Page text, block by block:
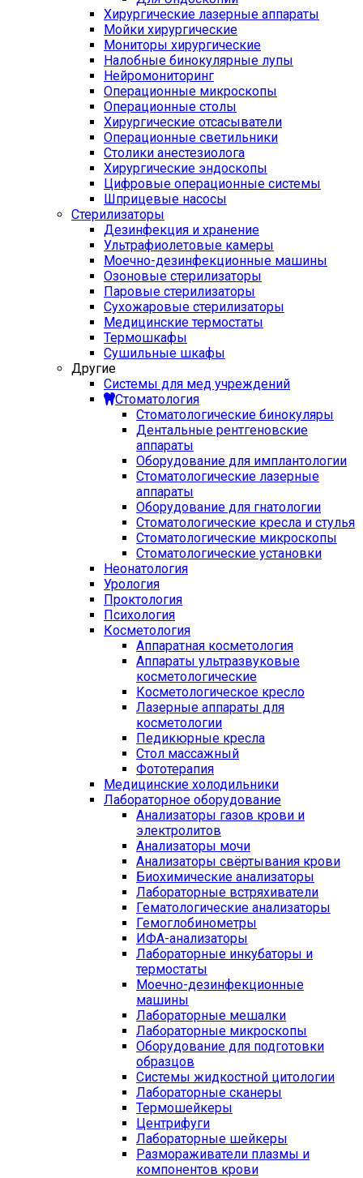
Хирургические лазерные аппараты
Мойки хирургические
Мониторы хирургические
Налобные бинокулярные лупы
Нейромониторинг
Операционные микроскопы
Операционные столы
Хирургические отсасыватели
Операционные светильники
Столики анестезиолога
Хирургические эндоскопы
Цифровые операционные системы
Шприцевые насосы
Стерилизаторы
Дезинфекция и хранение
Ультрафиолетовые камеры
Моечно-дезинфекционные машины
Озоновые стерилизаторы
Паровые стерилизаторы
Сухожаровые стерилизаторы
Медицинские термостаты
Термошкафы
Сушильные шкафы
Другие
Системы для мед учреждений
Стоматология
Стоматологические бинокуляры
Дентальные рентгеновские
аппараты
Оборудование для имплантологии
Стоматологические лазерные
аппараты
Оборудование для гнатологии
Стоматологические кресла и стулья
Стоматологические микроскопы
Стоматологические установки
Неонатология
Урология
Проктология
Психология
Косметология
Аппаратная косметология
Аппараты ультразвуковые
косметологические
Косметологическое кресло
Лазерные аппараты для
косметологии
Педикюрные кресла
Стол массажный
Фототерапия
Медицинские холодильники
Лабораторное оборудование
Анализаторы газов крови и
электролитов
Анализаторы мочи
Анализаторы свёртывания крови
Биохимические анализаторы
Лабораторные встряхиватели
Гематологические анализаторы
Гемоглобинометры
ИФА-анализаторы
Лабораторные инкубаторы и
термостаты
Моечно-дезинфекционные
машины
Лабораторные мешалки
Лабораторные микроскопы
Оборудование для подготовки
образцов
Системы жидкостной цитологии
Лабораторные сканеры
Термошейкеры
Центрифуги
Лабораторные шейкеры
Размораживатели плазмы и
компонентов крови